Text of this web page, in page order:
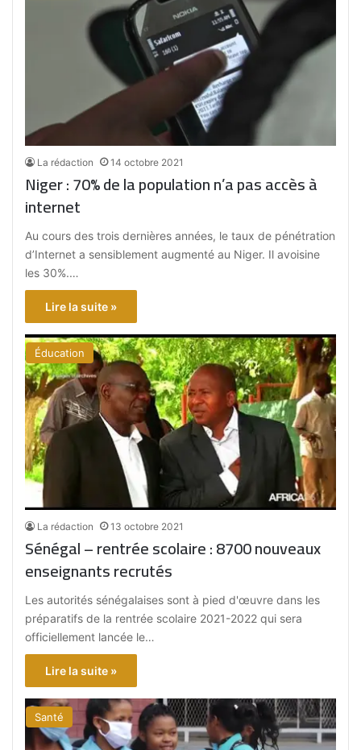
La rédaction 14 octobre 2021
Niger : 70% de la population n’a pas accès à
internet
Au cours des trois dernières années, le taux de pénétration
d’Internet a sensiblement augmenté au Niger. Il avoisine
les 30%.…
Lire la suite »
Éducation
La rédaction 13 octobre 2021
Sénégal – rentrée scolaire : 8700 nouveaux
enseignants recrutés
Les autorités sénégalaises sont à pied d'œuvre dans les
préparatifs de la rentrée scolaire 2021-2022 qui sera
officiellement lancée le…
Lire la suite »
Santé